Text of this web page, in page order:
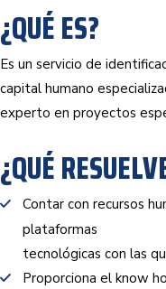
¿QUÉ ES?
Es un servicio de
capital humano
experto en proyectos
¿QUÉ
Contar con recursos
plataformas
tecnológicas con las
Proporciona el know